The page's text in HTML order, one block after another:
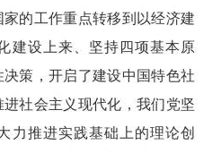
的工作重点转移到以经济建
建设上来、坚持四项基本原
策，开启了建设中国特色社
社会主义现代化，我们党坚
力推进实践基础上的理论创